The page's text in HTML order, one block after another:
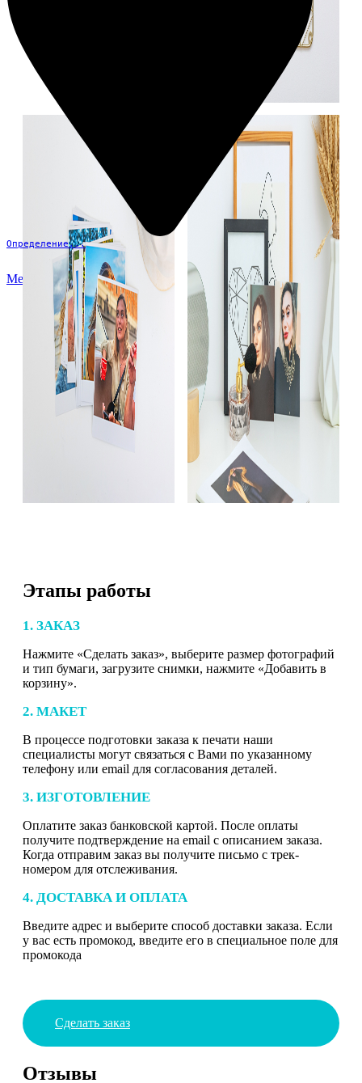
Определение...
Меню
Этапы работы
1. ЗАКАЗ
Нажмите «Сделать заказ», выберите размер фотографий
и тип бумаги, загрузите снимки, нажмите «Добавить в
корзину».
2. МАКЕТ
В процессе подготовки заказа к печати наши
специалисты могут связаться с Вами по указанному
телефону или email для согласования деталей.
3. ИЗГОТОВЛЕНИЕ
Оплатите заказ банковской картой. После оплаты
получите подтверждение на email с описанием заказа.
Когда отправим заказ вы получите письмо с трек-
номером для отслеживания.
4. ДОСТАВКА И ОПЛАТА
Введите адрес и выберите способ доставки заказа. Если
у вас есть промокод, введите его в специальное поле для
промокода
Сделать заказ
Отзывы